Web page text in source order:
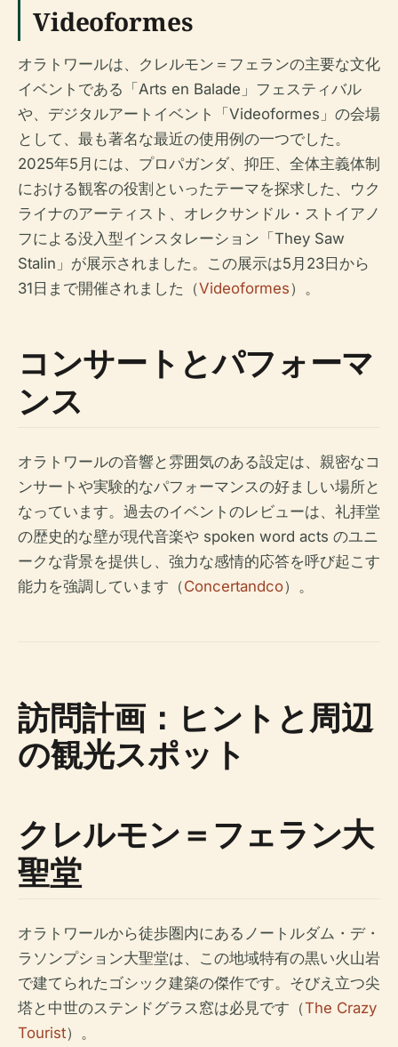
Videoformes
オラトワールは、クレルモン＝フェランの主要な文化
イベントである「Arts en Balade」フェスティバル
や、デジタルアートイベント「Videoformes」の会場
として、最も著名な最近の使用例の一つでした。
2025年5月には、プロパガンダ、抑圧、全体主義体制
における観客の役割といったテーマを探求した、ウク
ライナのアーティスト、オレクサンドル・ストイアノ
フによる没入型インスタレーション「They Saw
Stalin」が展示されました。この展示は5月23日から
31日まで開催されました（Videoformes）。
コンサートとパフォーマ
ンス
オラトワールの音響と雰囲気のある設定は、親密なコ
ンサートや実験的なパフォーマンスの好ましい場所と
なっています。過去のイベントのレビューは、礼拝堂
の歴史的な壁が現代音楽や spoken word acts のユニ
ークな背景を提供し、強力な感情的応答を呼び起こす
能力を強調しています（Concertandco）。
訪問計画：ヒントと周辺
の観光スポット
クレルモン＝フェラン大
聖堂
オラトワールから徒歩圏内にあるノートルダム・デ・
ラソンプション大聖堂は、この地域特有の黒い火山岩
で建てられたゴシック建築の傑作です。そびえ立つ尖
塔と中世のステンドグラス窓は必見です（The Crazy
Tourist）。